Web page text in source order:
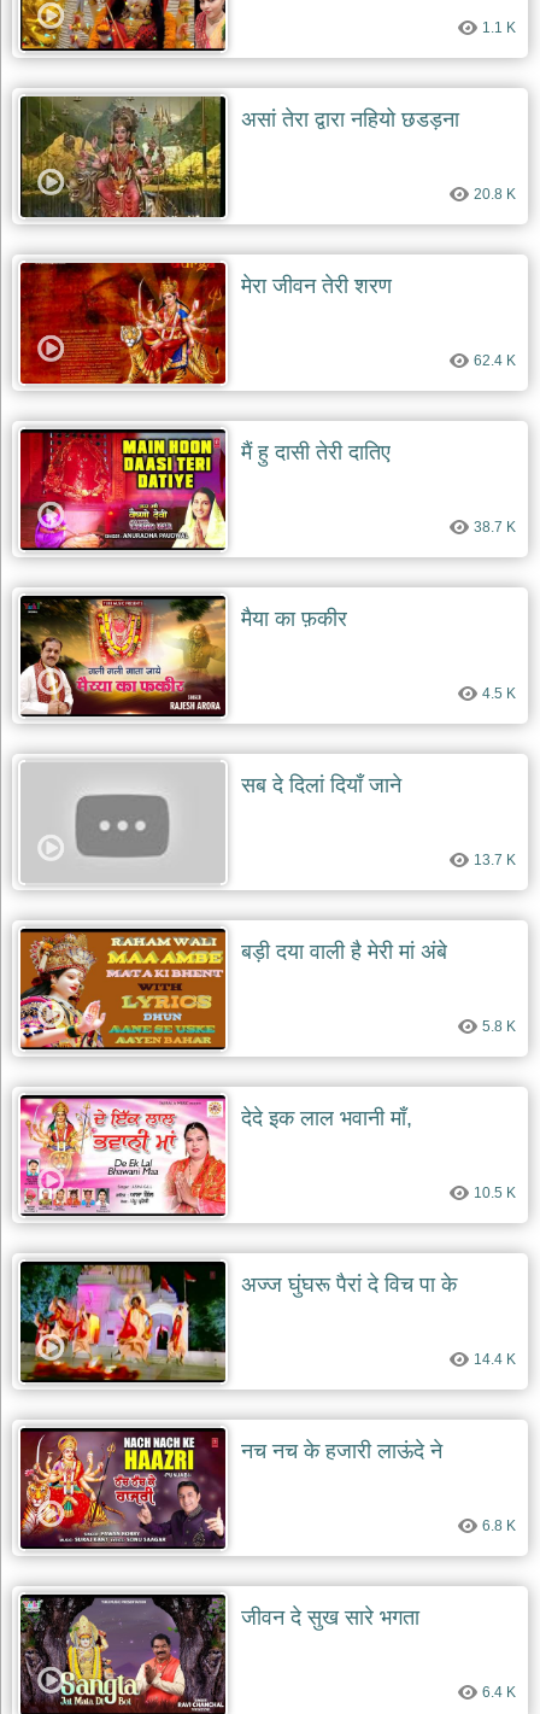
1.1 K
असां तेरा द्वारा नहियो छडड़ना
20.8 K
मेरा जीवन तेरी शरण
62.4 K
मैं हु दासी तेरी दातिए
38.7 K
मैया का फ़कीर
4.5 K
सब दे दिलां दियाँ जाने
13.7 K
बड़ी दया वाली है मेरी मां अंबे
5.8 K
देदे इक लाल भवानी माँ,
10.5 K
अज्ज घुंघरू पैरां दे विच पा के
14.4 K
नच नच के हजारी लाऊंदे ने
6.8 K
जीवन दे सुख सारे भगता
6.4 K